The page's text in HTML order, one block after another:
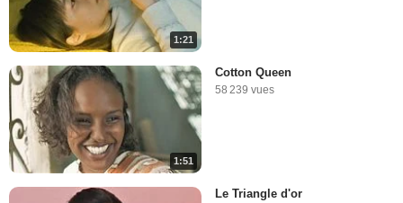
1:21
1:51
Cotton Queen
58 239 vues
Le Triangle d'or